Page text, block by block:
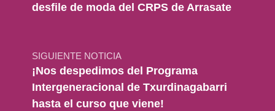
desfile de moda del CRPS de Arrasate
SIGUIENTE NOTICIA
¡Nos despedimos del Programa
Intergeneracional de Txurdinagabarri
hasta el curso que viene!